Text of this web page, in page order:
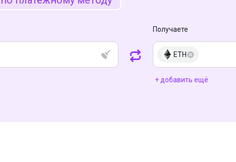
Получаете
ETH
+ добавить ещё